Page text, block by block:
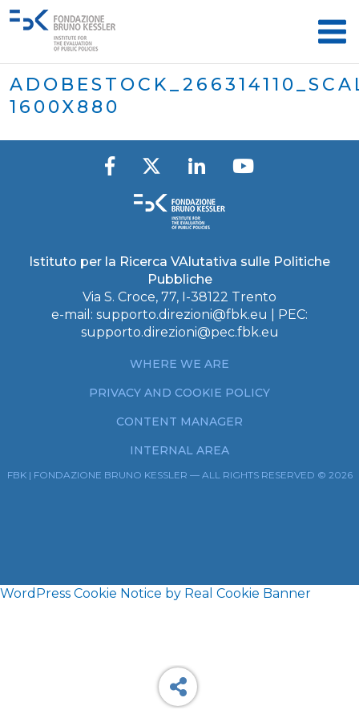
1600X880
Istituto per la Ricerca VAlutativa sulle Politiche
Pubbliche
Via S. Croce, 77, I-38122 Trento
e-mail: supporto.direzioni@fbk.eu
| PEC:
supporto.direzioni@pec.fbk.eu
WHERE WE ARE
PRIVACY AND COOKIE POLICY
CONTENT MANAGER
INTERNAL AREA
FBK | FONDAZIONE BRUNO KESSLER — ALL RIGHTS RESERVED © 2026
WordPress Cookie Notice by Real Cookie Banner